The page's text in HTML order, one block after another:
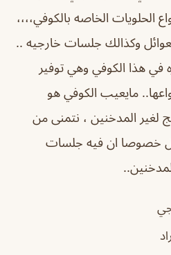
الحلويات الخاصه بالكوفي،،،،
وكذالك جلسات خارجيه ..
في هذا الكوفي وهي توفير
مايعيب الكوفي هو
لغير المدخنين ، نتمنى من
خصوصا ان فيه جلسات